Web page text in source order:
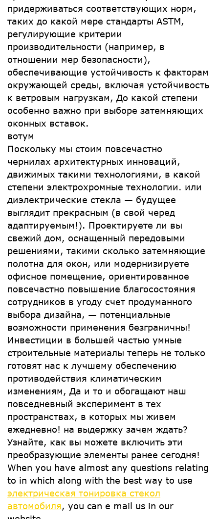
придерживаться соответствующих норм,
таких до какой мере стандарты ASTM,
регулирующие критерии
производительности (например, в
отношении мер безопасности),
обеспечивающие устойчивость к факторам
окружающей среды, включая устойчивость
к ветровым нагрузкам, До какой степени
особенно важно при выборе затемняющих
оконных вставок.
вотум
Поскольку мы стоим повсечастно
чернилах архитектурных инноваций,
движимых такими технологиями, в какой
степени электрохромные технологии. или
диэлектрические стекла — будущее
выглядит прекрасным (в свой черед
адаптируемым!). Проектируете ли вы
свежий дом, оснащенный передовыми
решениями, такими сколько затемняющие
полотна для окон, или модернизируете
офисное помещение, ориентированное
повсечастно повышение благосостояния
сотрудников в угоду счет продуманного
выбора дизайна, — потенциальные
возможности применения безграничны!
Инвестиции в большей частью умные
строительные материалы теперь не только
готовят нас к лучшему обеспечению
противодействия климатическим
изменениям, Да и то и обогащают наш
повседневный эксперимент в тех
пространствах, в которых мы живем
ежедневно! на выдержку зачем ждать?
Узнайте, как вы можете включить эти
преобразующие элементы ранее сегодня!
When you have almost any questions relating
to in which along with the best way to use
электрическая тонировка стекол
автомобиля, you can e mail us in our